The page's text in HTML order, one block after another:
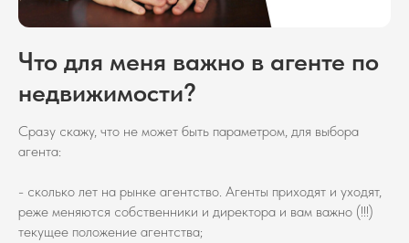
Что для меня важно в агенте по
недвижимости?
Сразу скажу, что не может быть параметром, для выбора
агента:
- сколько лет на рынке агентство. Агенты приходят и уходят,
реже меняются собственники и директора и вам важно (!!!)
текущее положение агентства;